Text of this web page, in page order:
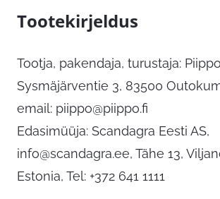
Tootekirjeldus
Tootja, pakendaja, turustaja:
Sysmäjärventie 3, 83500
email: piippo@piippo.fi
Edasimüüja: Scandagra Eesti AS,
info@scandagra.ee, Tähe 13,
Estonia, Tel: +372 641 1111